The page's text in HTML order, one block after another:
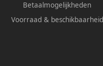
Betaalmogelijkheden
Voorraad & beschikbaarheid